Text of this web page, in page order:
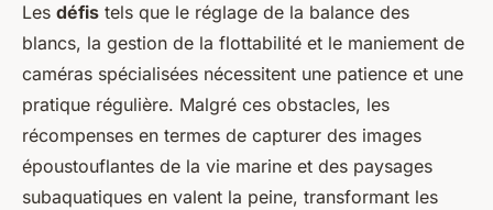
Les défis tels que le réglage de la balance des
blancs, la gestion de la flottabilité et le maniement de
caméras spécialisées nécessitent une patience et une
pratique régulière. Malgré ces obstacles, les
récompenses en termes de capturer des images
époustouflantes de la vie marine et des paysages
subaquatiques en valent la peine, transformant les